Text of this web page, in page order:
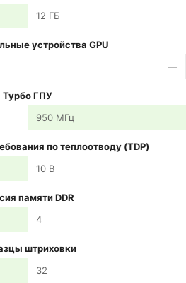
12 ГБ
устройства GPU
—
Турбо ГПУ
950 МГц
по теплоотводу (TDP)
10 В
памяти DDR
4
штриховки
32